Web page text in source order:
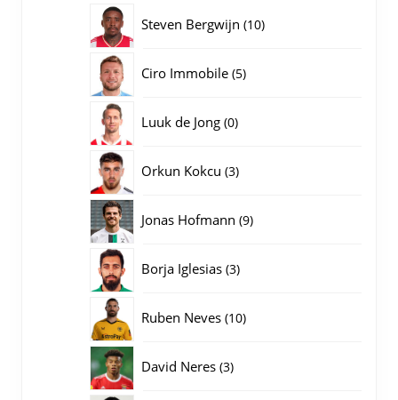
Steven Bergwijn 1010
Ciro Immobile 55
Luuk de Jong 00
Orkun Kokcu 33
Jonas Hofmann 99
Borja Iglesias 33
Ruben Neves 1010
David Neres 33